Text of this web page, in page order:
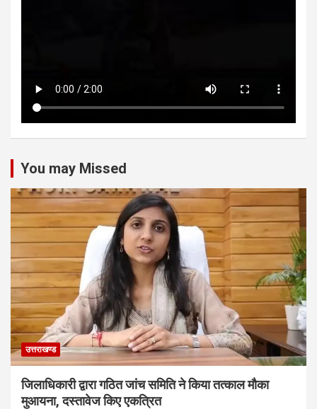
You may Missed
उत्तराखण्ड
जिलाधिकारी द्वारा गठित जांच समिति ने किया तत्काल मौका
मुआयना, दस्तावेज किए एकत्रित